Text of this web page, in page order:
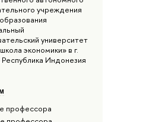
учреждения
университет
экономики» в г.
Индонезия
профессора